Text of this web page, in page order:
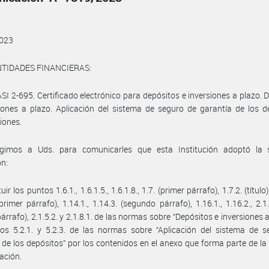
FINANCIERAS:
2-695. Certificado electrónico para depósitos e inversiones a plazo.
a plazo. Aplicación del sistema de seguro de garantía de los
a Uds. para comunicarles que esta Institución adoptó la
los puntos 1.6.1., 1.6.1.5., 1.6.1.8., 1.7. (primer párrafo), 1.7.2.
párrafo), 1.14.1., 1.14.3. (segundo párrafo), 1.16.1., 1.16.2.,
2.1.5.2. y 2.1.8.1. de las normas sobre “Depósitos e inversiones
5.2.1. y 5.2.3. de las normas sobre “Aplicación del sistema de
los depósitos” por los contenidos en el anexo que forma parte de la